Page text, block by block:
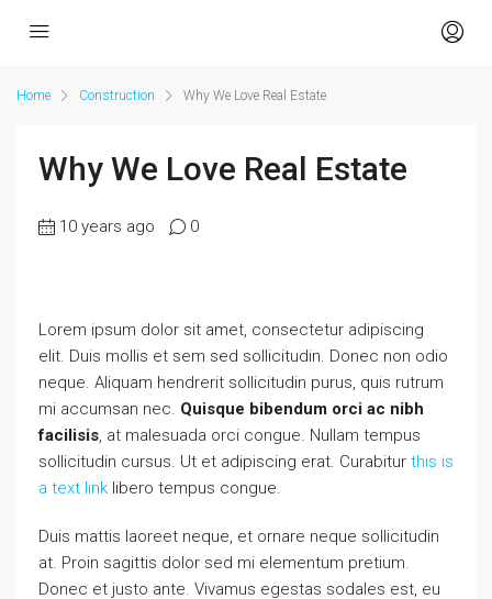
Home Construction Why We Love Real Estate
Why We Love Real Estate
10 years ago 0
Lorem ipsum dolor sit amet, consectetur adipiscing
elit. Duis mollis et sem sed sollicitudin. Donec non odio
neque. Aliquam hendrerit sollicitudin purus, quis rutrum
mi accumsan nec. Quisque bibendum orci ac nibh
facilisis, at malesuada orci congue. Nullam tempus
sollicitudin cursus. Ut et adipiscing erat. Curabitur this is
a text link libero tempus congue.
Duis mattis laoreet neque, et ornare neque sollicitudin
at. Proin sagittis dolor sed mi elementum pretium.
Donec et justo ante. Vivamus egestas sodales est, eu